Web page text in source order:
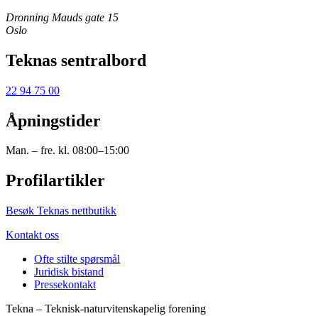
Dronning Mauds gate 15
Oslo
Teknas sentralbord
22 94 75 00
Åpningstider
Man. – fre. kl. 08:00–15:00
Profilartikler
Besøk Teknas nettbutikk
Kontakt oss
Ofte stilte spørsmål
Juridisk bistand
Pressekontakt
Tekna – Teknisk-naturvitenskapelig forening